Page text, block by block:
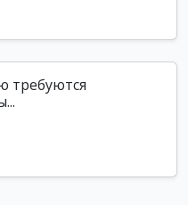
требуются